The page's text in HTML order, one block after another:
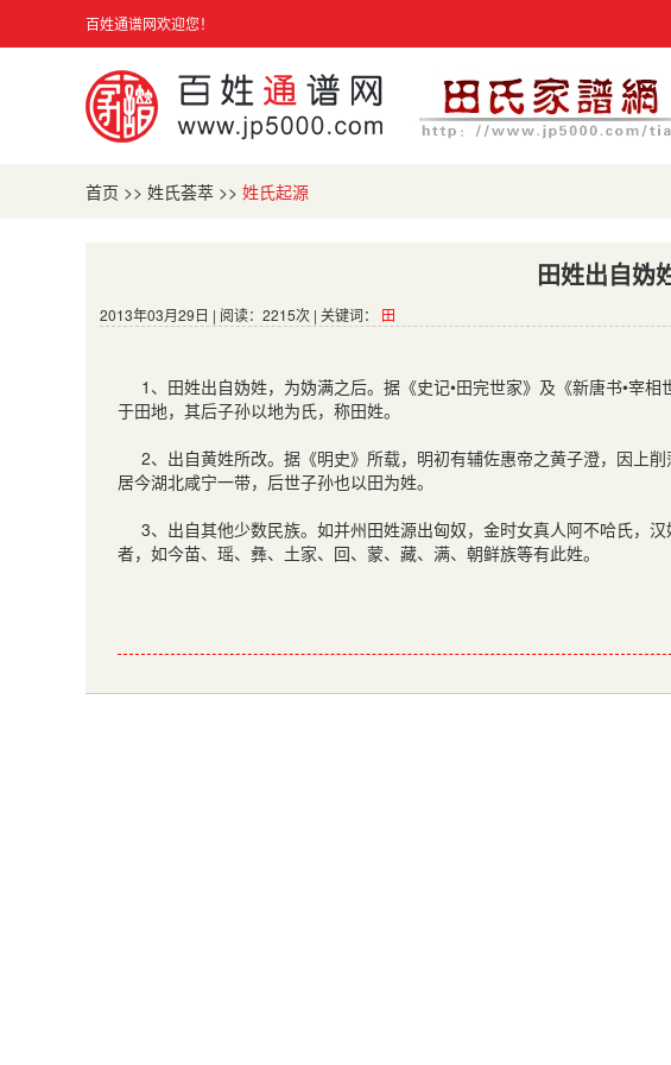
百姓通谱网欢迎您！
首页 >> 姓氏荟萃 >> 姓氏起源
田姓出自妫
2013年03月29日 | 阅读：2215次 | 关键词： 田
1 、田姓出自妫姓，为妫满之后。据《史记•田完世家》及《新唐书•宰相
于田地，其后子孙以地为氏，称田姓。
2、出自黄姓所改。据《明史》所载，明初有辅佐惠帝之黄子澄，因上
居今湖北咸宁一带，后世子孙也以田为姓。
3、出自其他少数民族。如并州田姓源出匈奴，金时女真人阿不哈氏，
者，如今苗、瑶、彝、土家、回、蒙、藏、满、朝鲜族等有此姓。